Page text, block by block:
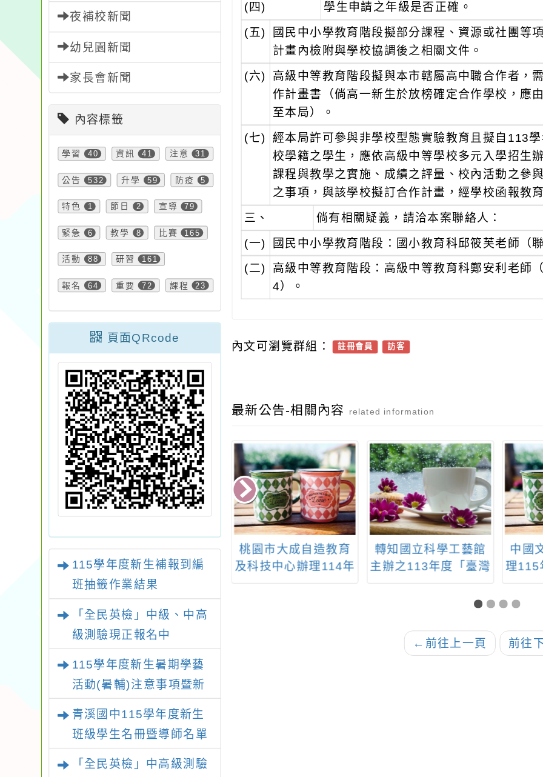
夜補校新聞
幼兒園新聞
家長會新聞
內容標籤
學習 40 資訊 41 注意 31
公告 532 升學 59 防疫 5
特色 1 節日 2 宣導 79
緊急 6 教學 8 比賽 165
活動 88 研習 161
報名 64 重要 72 課程 23
頁面QRcode
115學年度新生補報到編
班抽籤作業結果
「全民英檢」中級、中高
級測驗現正報名中
115學年度新生暑期學藝
活動(暑輔)注意事項暨新
青溪國中115學年度新生
班級學生名冊暨導師名單
「全民英檢」中高級測驗
(四)
學生申請之年級是否正確。
(五)
國民中小學教育階段擬部分課程、資源或社團等
計畫內檢附與學校協調後之相關文件。
(六)
高級中等教育階段擬與本市轄屬高中職合作者，
作計畫書（倘高一新生於放榜確定合作學校，應
至本局）。
(七)
經本局許可參與非學校型態實驗教育且擬自113
校學籍之學生，應依高級中等學校多元入學招生
課程與教學之實施、成績之評量、校內活動之參
之事項，與該學校擬訂合作計畫，經學校函報教
三、
倘有相關疑義，請洽本案聯絡人：
(一)
國民中小學教育階段：國小教育科邱筱芙老師（
(二)
高級中等教育階段：高級中等教育科鄭安利老師
4）。
內文可瀏覽群組： 註冊會員 訪客
最新公告-相關內容 related information
年度國民教育
導團輔導員遴
114年桃園閩南書院系
列課程「答喙鼓比
賽」
桃園市大成自造教育
及科技中心辦理114年
轉知國立科學工藝館
主辦之113年度「臺灣
中國
理115
分班
← 前往上一頁 前往